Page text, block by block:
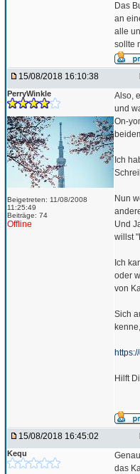
Das
an
alle
sollte
15/08/2018 16:10:38
PerryWinkle
Beigetreten: 11/08/2008
11:25:49
Beiträge: 74
Offline
Also,
und
On-
Ich
Nun
Und
willst
Ich
oder
von
Sich
Hilft
15/08/2018 16:45:02
Kequ
das